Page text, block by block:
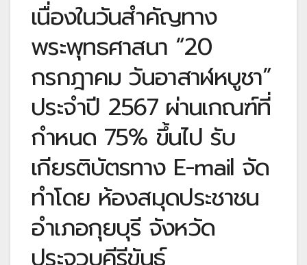
เนื่องในวันสำคัญทาง
พระพุทธศาสนา “20
กรกฎาคม วันอาสาฬหบูชา”
ประจำปี 2567 ผ่านเกณฑ์ที่
กำหนด 75% ขึ้นไป รับ
เกียรติบัตรทาง E-mail จัด
ทำโดย ห้องสมุดประชาชน
อำเภอกุยบุรี จังหวัด
ประจวบคีรีขันธ์